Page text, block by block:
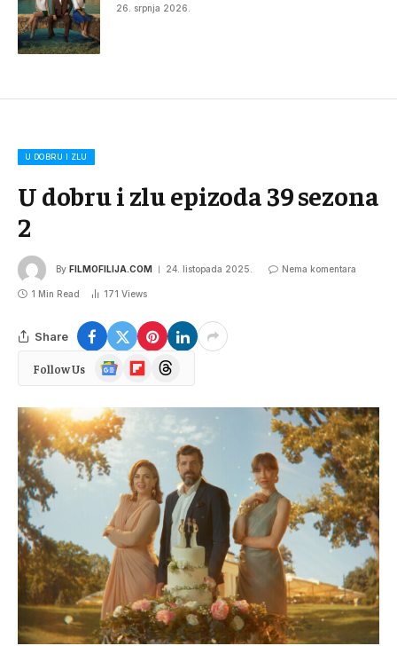
26. srpnja 2026.
U DOBRU I ZLU
U dobru i zlu epizoda 39 sezona
2
By FILMOFILIJA.COM 24. listopada 2025. Nema komentara
1 Min Read 171 Views
Share
Follow Us
Google
News
FlipboardThreads